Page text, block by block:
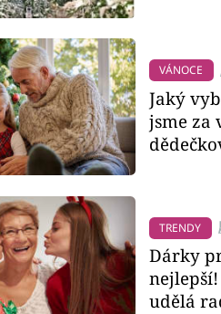
VÁNOCE
Jaký
jsme za
TRENDY
Dárky
nejlepší!
udělá